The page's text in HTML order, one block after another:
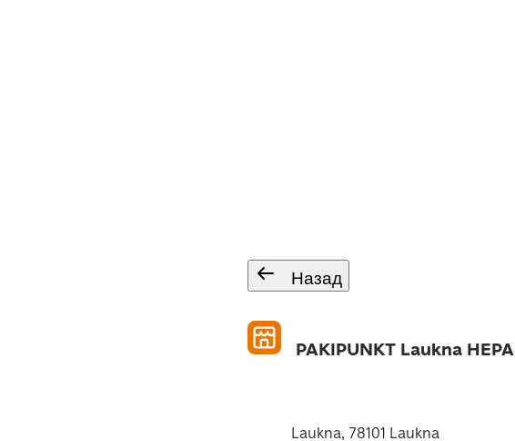
Назад
PAKIPUNKT Laukna HEPA
Laukna, 78101 Laukna